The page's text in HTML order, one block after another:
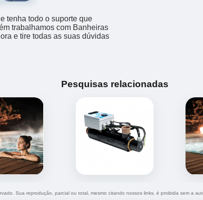
tenha todo o suporte que
trabalhamos com Banheiras
e tire todas as suas dúvidas
Pesquisas relacionadas
Sua reprodução, parcial ou total, mesmo citando nossos links, é proibida sem a